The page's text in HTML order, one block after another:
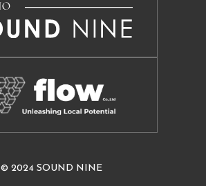
© 2024 SOUND NINE